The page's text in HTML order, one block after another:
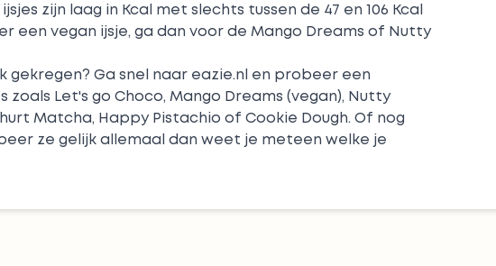
zijn laag in Kcal met slechts tussen de 47 en 106 Kcal
een vegan ijsje, ga dan voor de Mango Dreams of Nutty
gekregen? Ga snel naar eazie.nl en probeer een
zoals Let's go Choco, Mango Dreams (vegan), Nutty
Matcha, Happy Pistachio of Cookie Dough. Of nog
ze gelijk allemaal dan weet je meteen welke je